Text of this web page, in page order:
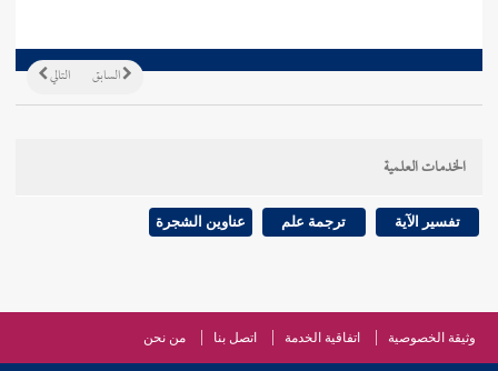
التالي السابق
الخدمات العلمية
تفسير الآية ترجمة علم عناوين الشجرة
وثيقة الخصوصية اتفاقية الخدمة اتصل بنا من نحن